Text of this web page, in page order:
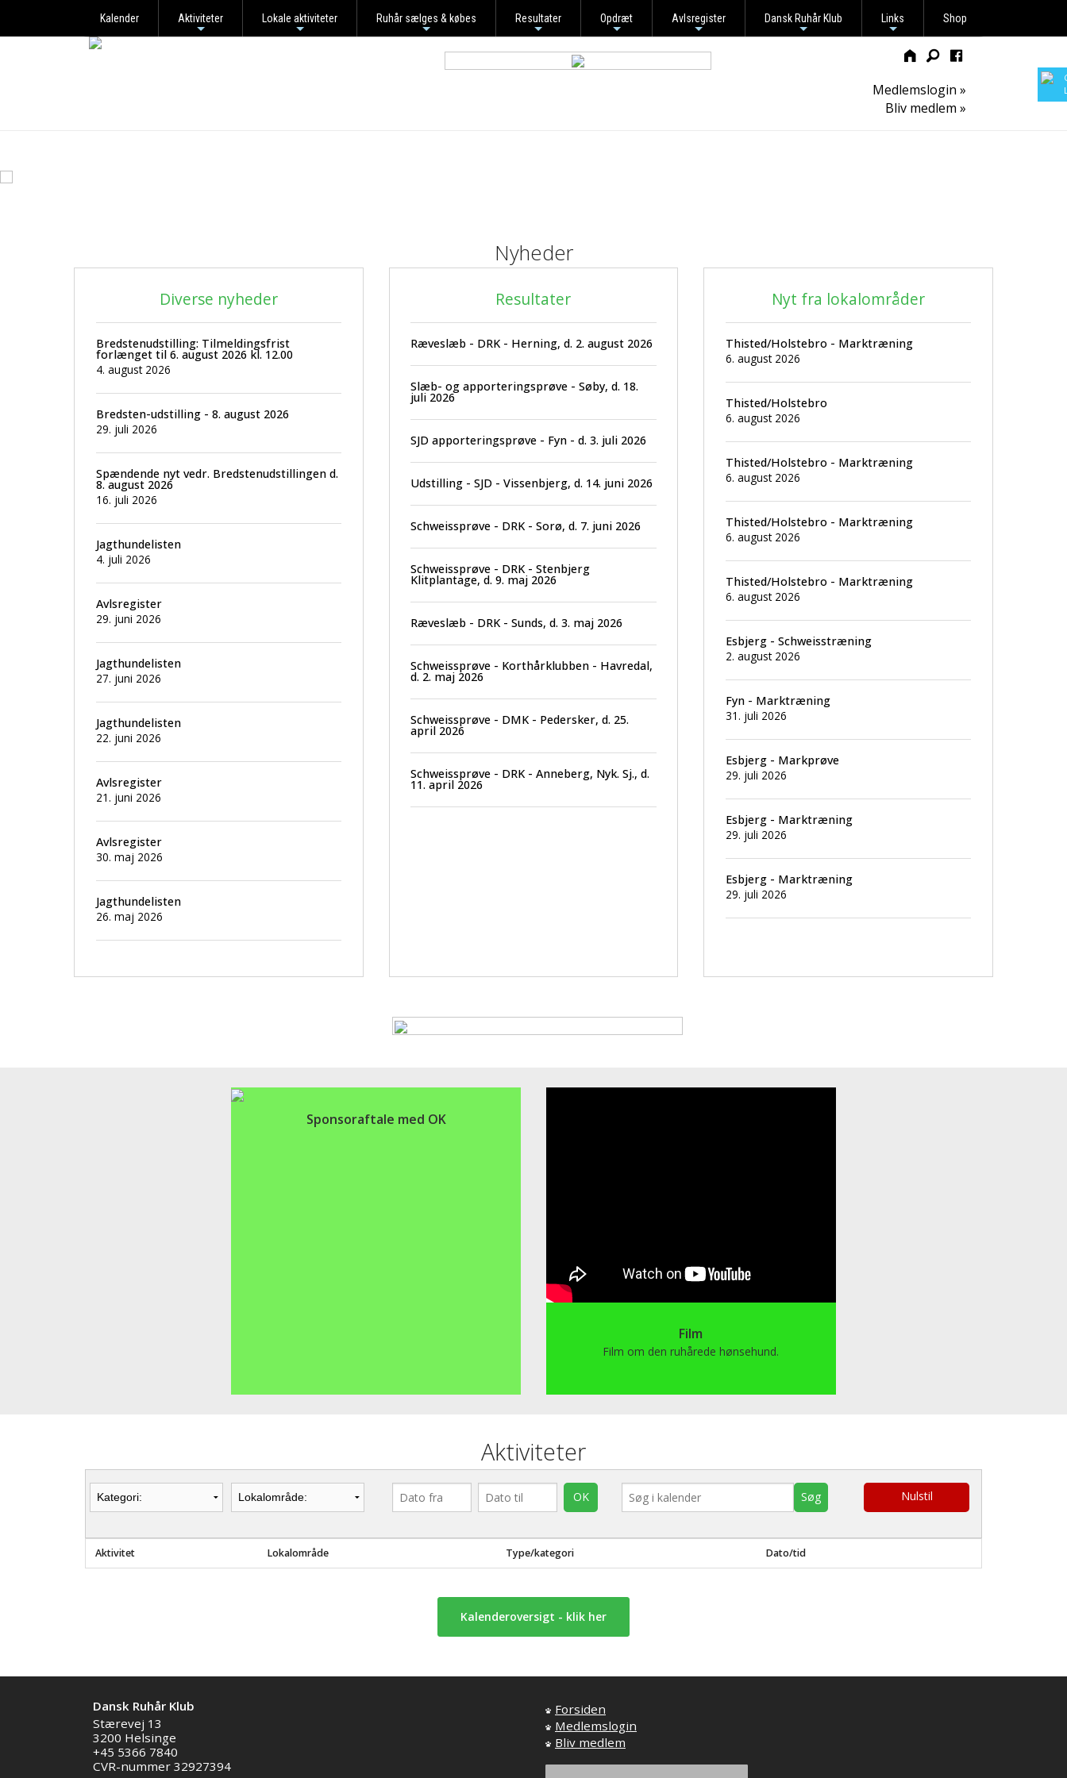
Kalender Aktiviteter Lokale aktiviteter Ruhår sælges & købes Resultater Opdræt Avlsregister Dansk Ruhår Klub Links Shop
Medlemslogin »
Bliv medlem »
Nyheder
Diverse nyheder
Bredstenudstilling: Tilmeldingsfrist
forlænget til 6. august 2026 kl. 12.00
4. august 2026
Bredsten-udstilling - 8. august 2026
29. juli 2026
Spændende nyt vedr. Bredstenudstillingen d.
8. august 2026
16. juli 2026
Jagthundelisten
4. juli 2026
Avlsregister
29. juni 2026
Jagthundelisten
27. juni 2026
Jagthundelisten
22. juni 2026
Avlsregister
21. juni 2026
Avlsregister
30. maj 2026
Jagthundelisten
26. maj 2026
Resultater
Ræveslæb - DRK - Herning, d. 2. august 2026
Slæb- og apporteringsprøve - Søby, d. 18.
juli 2026
SJD apporteringsprøve - Fyn - d. 3. juli 2026
Udstilling - SJD - Vissenbjerg, d. 14. juni 2026
Schweissprøve - DRK - Sorø, d. 7. juni 2026
Schweissprøve - DRK - Stenbjerg
Klitplantage, d. 9. maj 2026
Ræveslæb - DRK - Sunds, d. 3. maj 2026
Schweissprøve - Korthårklubben - Havredal,
d. 2. maj 2026
Schweissprøve - DMK - Pedersker, d. 25.
april 2026
Schweissprøve - DRK - Anneberg, Nyk. Sj., d.
11. april 2026
Nyt fra lokalområder
Thisted/Holstebro - Marktræning
6. august 2026
Thisted/Holstebro
6. august 2026
Thisted/Holstebro - Marktræning
6. august 2026
Thisted/Holstebro - Marktræning
6. august 2026
Thisted/Holstebro - Marktræning
6. august 2026
Esbjerg - Schweisstræning
2. august 2026
Fyn - Marktræning
31. juli 2026
Esbjerg - Markprøve
29. juli 2026
Esbjerg - Marktræning
29. juli 2026
Esbjerg - Marktræning
29. juli 2026
Sponsoraftale med OK
Film
Film om den ruhårede hønsehund.
Aktiviteter
Nulstil
Aktivitet Lokalområde Type/kategori Dato/tid
Kalenderoversigt - klik her
Dansk Ruhår Klub
Stærevej 13
3200 Helsinge
+45 5366 7840
CVR-nummer 32927394
Forsiden
Medlemslogin
Bliv medlem